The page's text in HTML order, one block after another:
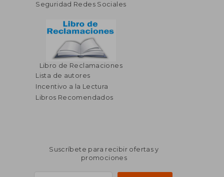
Seguridad Redes Sociales
Libro de Reclamaciones
Lista de autores
Incentivo a la Lectura
Libros Recomendados
Suscríbete para recibir ofertas y
promociones